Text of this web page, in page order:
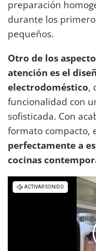
preparación
durante los
pequeños.
Otro de los
atención es el
electrodoméstico,
funcionalidad con
sofisticada. Con
formato compacto,
perfectamente a
cocinas